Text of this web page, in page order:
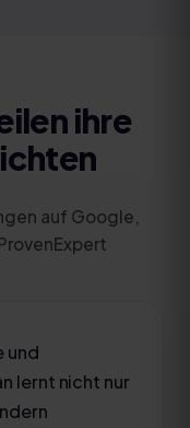
ihre
auf Google,
und
lernt nicht nur